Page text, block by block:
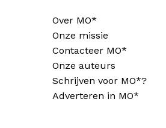
Over MO*
Onze missie
Contacteer MO*
Onze auteurs
Schrijven voor MO*?
Adverteren in MO*